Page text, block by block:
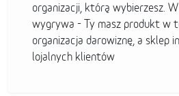
organizacji, którą wybierzesz.
wygrywa - Ty masz produkt w
organizacja darowiznę, a sklep
lojalnych klientów